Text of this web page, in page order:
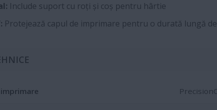
Include suport cu roți și coș pentru hârtie
Protejează capul de imprimare pentru o durată lungă